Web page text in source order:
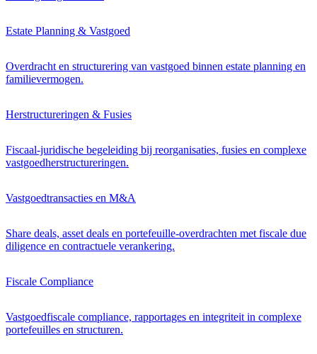
Estate Planning & Vastgoed
Overdracht en structurering van vastgoed binnen estate planning en
familievermogen.
Herstructureringen & Fusies
Fiscaal-juridische begeleiding bij reorganisaties, fusies en complexe
vastgoedherstructureringen.
Vastgoedtransacties en M&A
Share deals, asset deals en portefeuille-overdrachten met fiscale due
diligence en contractuele verankering.
Fiscale Compliance
Vastgoedfiscale compliance, rapportages en integriteit in complexe
portefeuilles en structuren.